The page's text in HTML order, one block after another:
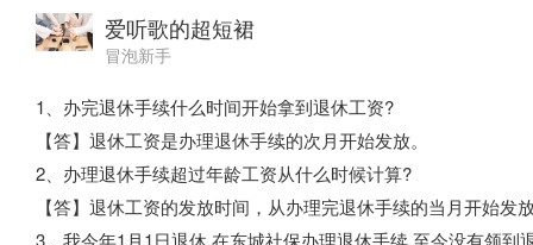
爱听歌的超短裙
冒泡新手
1、办完退休手续什么时间开始拿到退休工资?
【答】退休工资是办理退休手续的次月开始发放。
2、办理退休手续超过年龄工资从什么时候计算?
【答】退休工资的发放时间，从办理完退休手续的当月开始
3、我今年1月1日退休,在东城社保办理退休手续,至今没有领到